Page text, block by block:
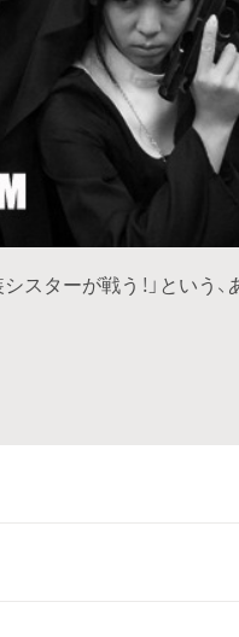
ターが戦う！」という